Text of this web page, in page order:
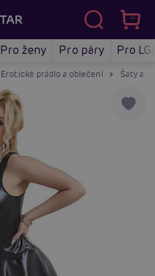
Pro ženy Pro páry Pro
Erotické prádlo a oblečení Šaty a